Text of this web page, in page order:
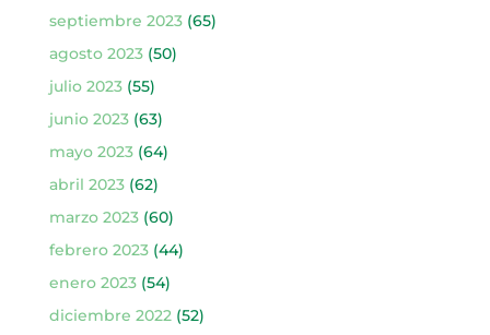
septiembre 2023(65)
agosto 2023(50)
julio 2023(55)
junio 2023(63)
mayo 2023(64)
abril 2023(62)
marzo 2023(60)
febrero 2023(44)
enero 2023(54)
diciembre 2022(52)